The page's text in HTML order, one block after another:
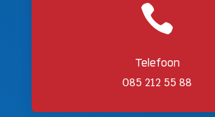

Telefoon
085 212 55 88